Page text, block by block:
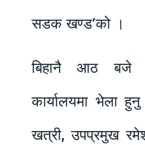
सडक खण्ड’को ।
बिहानै आठ बजे
कार्यालयमा भेला
खत्री, उपप्रमुख